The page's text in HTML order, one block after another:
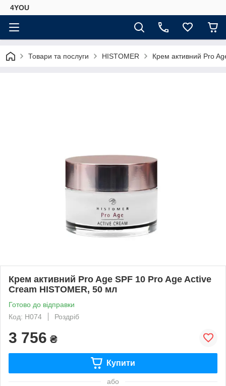
4YOU
Товари та послуги HISTOMER Крем активний Pro
Крем активний Pro Age SPF 10 Pro Age Active
Cream HISTOMER, 50 мл
Готово до відправки
Код: H074
Роздріб
3 756 ₴
Купити
або